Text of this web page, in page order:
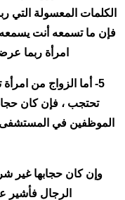
الكلمات المعسولة التي
فإن ما تسمعه أنت
امرأة ربما
5- أما الزواج من
تحتجب ، فإن كان
الموظفين في المستشفى
وإن كان حجابها غير
الرجال فأشير